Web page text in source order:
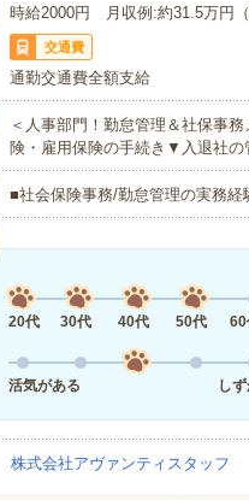
時給2000円 月収例:約31.5万円
交通費
通勤交通費全額支給
＜人事部門！勤怠管理＆社保事
険・雇用保険の手続き▼入退社
■社会保険事務/勤怠管理の実務経
20代
30代 40代 50代 60
活気がある
し
株式会社アヴァンティスタッフ